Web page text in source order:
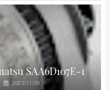
SAA6D107E-1
2023/11/09